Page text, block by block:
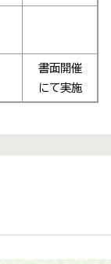
書面開催
にて実施